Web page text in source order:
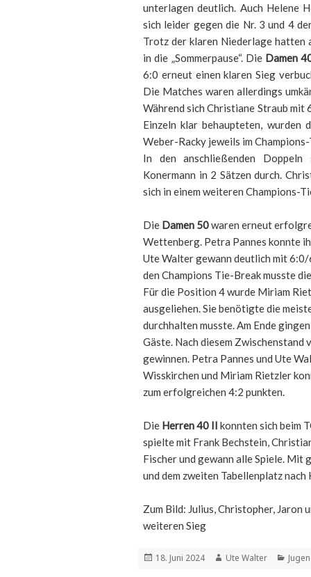
unterlagen deutlich. Auch Helene
sich leider gegen die Nr. 3 und 4
Trotz der klaren Niederlage hatten
in die „Sommerpause“. Die Damen
6:0 erneut einen klaren Sieg
Die Matches waren allerdings
Während sich Christiane Straub
Einzeln klar behaupteten,
Weber-Racky jeweils im
In den anschließenden
Konermann in 2 Sätzen durch.
sich in einem weiteren Champions-
Die Damen 50waren erneut
Wettenberg. Petra Pannes konnte
Ute Walter gewann deutlich mit
den Champions Tie-Break musste
Für die Position 4 wurde Miriam
ausgeliehen. Sie benötigte die
durchhalten musste. Am Ende
Gäste. Nach diesem Zwischenstand
gewinnen. Petra Pannes und Ute
Wisskirchen und Miriam Rietzler
zum erfolgreichen 4:2 punkten.
Die Herren 40 II konnten sich beim
spielte mit Frank Bechstein,
Fischer und gewann alle Spiele. Mit
und dem zweiten Tabellenplatz nach
Zum Bild: Julius, Christopher, Jaron
weiteren Sieg
Veröffentlicht
18. Juni 2024 Autor
Ute Walter